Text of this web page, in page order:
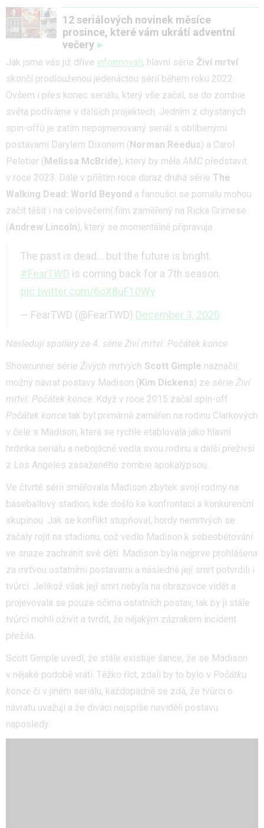
12 seriálových novinek měsíce
prosince, které vám ukrátí adventní
večery
Jak jsme vás již dříve informovali, hlavní série Živí mrtví
skončí prodlouženou jedenáctou sérií během roku 2022.
Ovšem i přes konec seriálu, který vše začal, se do zombie
světa podíváme v dalších projektech. Jedním z chystaných
spin-offů je zatím nepojmenovaný seriál s oblíbenými
postavami Darylem Dixonem ( Norman Reedus) a Carol
Peletier ( Melissa McBride), který by měla AMC představit
v roce 2023. Dále v příštím roce doraz druhá série The
Walking Dead: World Beyond a fanoušci se pomalu mohou
začít těšit i na celovečerní film zaměřený na Ricka Grimese
(Andrew Lincoln), který se momentálně připravuje.
The past is dead... but the future is bright.
#FearTWD is coming back for a 7th season.
pic.twitter.com/6oX8uF10Wy
— FearTWD (@FearTWD) December 3, 2020
Následují spoilery ze 4. série Živí mrtví: Počátek konce
Showrunner série Živých mrtvých Scott Gimple naznačil
možný návrat postavy Madison ( Kim Dickens) ze série Živí
mrtví: Počátek konce. Když v roce 2015 začal spin-off
Počátek konce tak byl primárně zaměřen na rodinu Clarkových
v čele s Madison, která se rychle etablovala jako hlavní
hrdinka seriálu a nebojácně vedla svou rodinu a další přeživší
z Los Angeles zasaženého zombie apokalypsou.
Ve čtvrté sérii směřovala Madison zbytek svojí rodiny na
baseballový stadion, kde došlo ke konfrontaci s konkurenční
skupinou. Jak se konflikt stupňoval, hordy nemrtvých se
začaly rojit na stadionu, což vedlo Madison k sebeobětování
ve snaze zachránit své děti. Madison byla nejprve prohlášena
za mrtvou ostatními postavami a následně její smrt potvrdili i
tvůrci. Jelikož však její smrt nebyla na obrazovce vidět a
projevovala se pouze očima ostatních postav, tak by ji stále
tvůrci mohli oživit a tvrdit, že nějakým zázrakem incident
přežila.
Scott Gimple uvedl, že stále existuje šance, že se Madison
v nějaké podobě vrátí. Těžko říct, zdali by to bylo v Počátku
konce či v jiném seriálu, každopádně se zdá, že tvůrci o
návratu uvažují a že diváci nejspíše neviděli postavu
naposledy.